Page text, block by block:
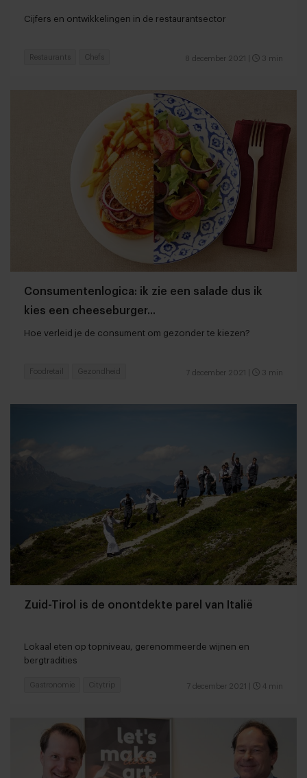
Cijfers en ontwikkelingen in de restaurantsector
8 december 2021 3 min
Restaurants Chefs
Consumentenlogica: ik zie een salade dus ik
kies een cheeseburger...
Hoe verleid je de consument om gezonder te kiezen?
7 december 2021 3 min
Foodretail Gezondheid
Zuid-Tirol is de onontdekte parel van Italië
Lokaal eten op topniveau, gerenommeerde wijnen en
bergtradities
7 december 2021 4 min
Gastronomie Citytrip